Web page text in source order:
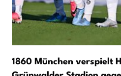
1860 München verspielt